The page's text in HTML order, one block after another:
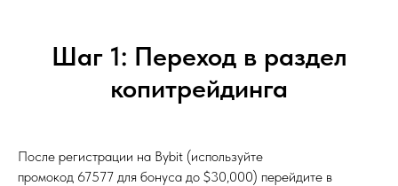
Шаг 1: Переход в раздел
копитрейдинга
После регистрации на Bybit (используйте
промокод 67577 для бонуса до $30,000) перейдите в